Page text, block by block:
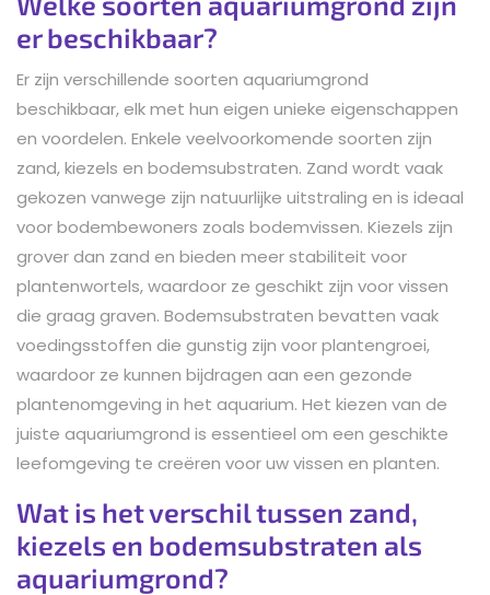
er beschikbaar?
Er zijn verschillende soorten aquariumgrond
beschikbaar, elk met hun eigen unieke eigenschappen
en voordelen. Enkele veelvoorkomende soorten zijn
zand, kiezels en bodemsubstraten. Zand wordt vaak
gekozen vanwege zijn natuurlijke uitstraling en is ideaal
voor bodembewoners zoals bodemvissen. Kiezels zijn
grover dan zand en bieden meer stabiliteit voor
plantenwortels, waardoor ze geschikt zijn voor vissen
die graag graven. Bodemsubstraten bevatten vaak
voedingsstoffen die gunstig zijn voor plantengroei,
waardoor ze kunnen bijdragen aan een gezonde
plantenomgeving in het aquarium. Het kiezen van de
juiste aquariumgrond is essentieel om een geschikte
leefomgeving te creëren voor uw vissen en planten.
Wat is het verschil tussen zand,
kiezels en bodemsubstraten als
aquariumgrond?